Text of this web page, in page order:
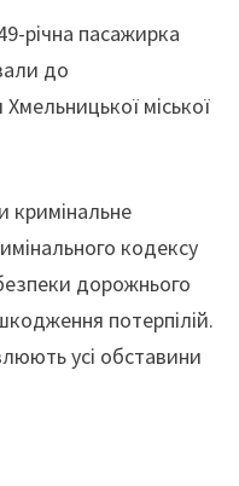
річна пасажирка
до
міської
кримінальне
кодексу
дорожнього
потерпілій.
усі обставини